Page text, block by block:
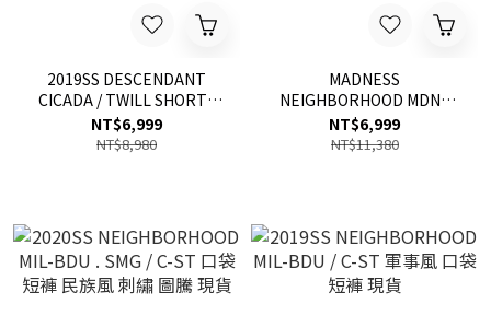
2019SS DESCENDANT
CICADA / TWILL SHORTS
DCDT 口袋 短褲 現貨
NT$6,999
NT$8,980
MADNESS
NEIGHBORHOOD MDNS
MIL-BDU / C-ST 余文樂 聯
名 口袋 短褲 虎紋 金標 現貨
NT$6,999
NT$11,380